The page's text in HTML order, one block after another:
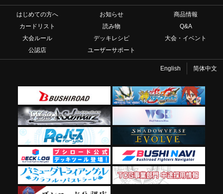
はじめての方へ お知らせ
商品情報
カードリスト
読み物
Q&A
大会ルール
デッキレシピ
大会・イベント
公認店
ユーザーサポート
English 简体中文